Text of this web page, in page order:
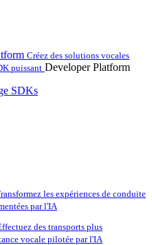
Créez des solutions vocales
puissant Developer Platform
SDKs
les expériences de conduite
par l'IA
des transports plus
vocale pilotée par l'IA